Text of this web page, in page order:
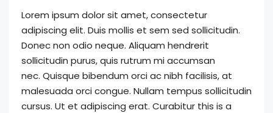
Lorem ipsum dolor sit amet, consectetur
adipiscing elit. Duis mollis et sem sed sollicitudin.
Donec non odio neque. Aliquam hendrerit
sollicitudin purus, quis rutrum mi accumsan
nec. Quisque bibendum orci ac nibh facilisis, at
malesuada orci congue. Nullam tempus sollicitudin
cursus. Ut et adipiscing erat. Curabitur this is a